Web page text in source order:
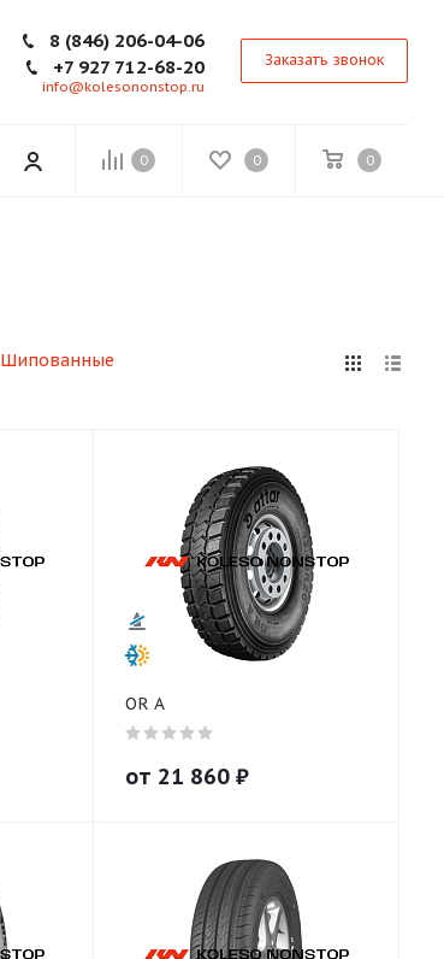
8 (846) 206-04-06
+7 927 712-68-20
info@kolesononstop.ru
Заказать звонок
0 0 0
Шипованные
OR A
от 21 860 ₽